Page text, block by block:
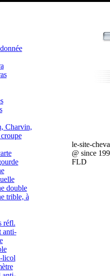
Charvin,
double
trible, à
réfl.
anti-
licol
le-site-
@ since
FLD